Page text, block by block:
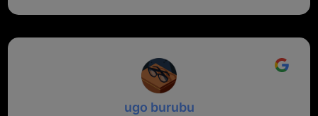
meglio ferramenta de ostia e poi il prorietario il signor
ugo burubu